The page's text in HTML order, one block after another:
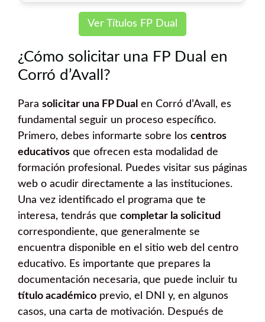
Ver Títulos FP Dual
¿Cómo solicitar una FP Dual en
Corró d’Avall?
Para solicitar una FP Dual en Corró d’Avall, es
fundamental seguir un proceso específico.
Primero, debes informarte sobre los centros
educativos que ofrecen esta modalidad de
formación profesional. Puedes visitar sus páginas
web o acudir directamente a las instituciones.
Una vez identificado el programa que te
interesa, tendrás que completar la solicitud
correspondiente, que generalmente se
encuentra disponible en el sitio web del centro
educativo. Es importante que prepares la
documentación necesaria, que puede incluir tu
título académico previo, el DNI y, en algunos
casos, una carta de motivación. Después de